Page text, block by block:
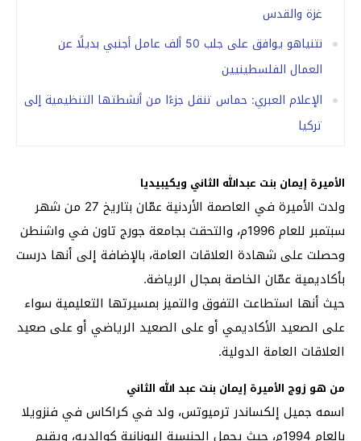
غزة والقدس
نتنياهو يوافق على جلب 50 ألف عامل أجنبي بديلًا عن
العمال الفلسطينيين
الإعلام العبري: حماس تنقل جزءًا من أنشطتها التنظيمية إلى
تركيا
الأميرة إيمان بنت عبدالله الثاني ويكيبيديا
ولدت الأميرة في العاصمة الأردنية عمّان بتاريخ 27 من شهر
سبتمبر للعام 1996م، والتحقت بجامعة جورج تاون في واشنطن
وحصلت على شهادة العلاقات العامة، بالإضافة إلى أنها درست
بأكاديمية عمّان الخاصة بمجال الرياضة.
حيث أنها استطاعت التفوق والتميز بمسيرتها التعليمية سواء
على الصعيد الأكاديمي أو على الصعيد الرياضي أو على صعيد
العلاقات العامة الدولية.
من هو زوج الأميرة إيمان بنت عبد الله الثاني
اسمه جميل إلكساندر ترميوتس، ولد في كراكاس في فنزويلا
بالعام 1994م، حيث يحمل الجنسية اليونانية كوالديه، ويقيم